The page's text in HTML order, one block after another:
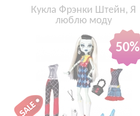
50%
Кукла Фрэнки Штейн, Я
люблю моду